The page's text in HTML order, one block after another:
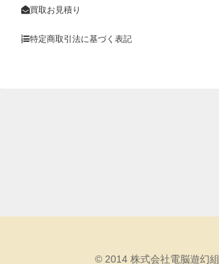
買取お見積り
特定商取引法に基づく表記
© 2014 株式会社電脳遊幻組.